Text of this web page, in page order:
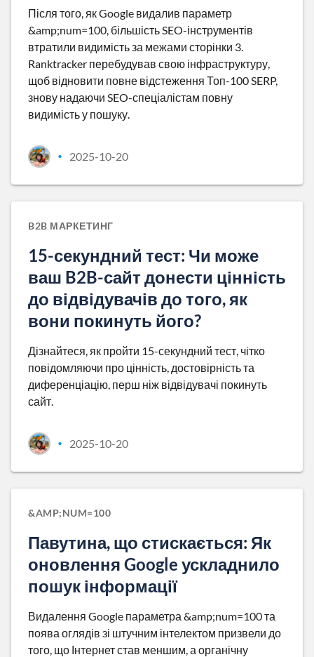
Після того, як Google видалив параметр
&amp;num=100, більшість SEO-інструментів
втратили видимість за межами сторінки 3.
Ranktracker перебудував свою інфраструктуру,
щоб відновити повне відстеження Топ-100 SERP,
знову надаючи SEO-спеціалістам повну
видимість у пошуку.
• 2025-10-20
B2B МАРКЕТИНГ
15-секундний тест: Чи може
ваш B2B-сайт донести цінність
до відвідувачів до того, як
вони покинуть його?
Дізнайтеся, як пройти 15-секундний тест, чітко
повідомляючи про цінність, достовірність та
диференціацію, перш ніж відвідувачі покинуть
сайт.
• 2025-10-20
&AMP;NUM=100
Павутина, що стискається: Як
оновлення Google ускладнило
пошук інформації
Видалення Google параметра &amp;num=100 та
поява оглядів зі штучним інтелектом призвели до
того, що Інтернет став меншим, а органічну